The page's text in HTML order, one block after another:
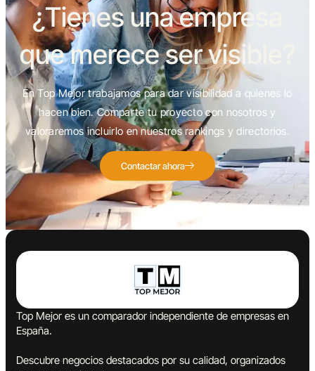
¿Tienes una empresa
que merece ser visible?
En Top Mejor trabajamos para dar visibilidad a quienes lo
hacen bien. Comparte tu proyecto con nosotros y
valoraremos incluirlo en nuestros rankings y directorios.
Contactar ahora
Top Mejor es un comparador independiente de empresas en
España.
Descubre negocios destacados por su calidad, organizados